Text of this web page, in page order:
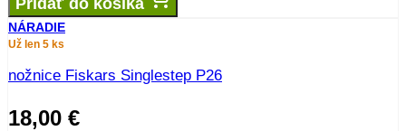
NÁRADIE
Už len 5 ks
nožnice Fiskars Singlestep P26
18,00 €